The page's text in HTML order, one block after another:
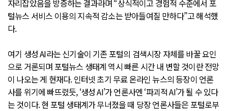
자리잡았음을 방증하는 결과라며 “상식적이고 경험적 수준에서 포
털뉴스 서비스 이용의 지속적 감소는 받아들여질 만하다”고 해석했
다.
여기 생성 AI라는 신기술이 기존 포털의 검색시장 자체를 바꿀 요인
으로 거론되며 포털뉴스 생태계 역시 빠른 시간 내 변할 것이란 전망
이 나오는 게 현재다. 인터넷 초기 무료 온라인 뉴스의 등장이 언론
사를 위기에 빠뜨렸듯, ‘생성 AI’가 언론사엔 ‘파괴적 AI’가 될 수 있다
는 것이다. 현 포털 생태계가 무너졌을 때 당장 언론사들은 포털로부